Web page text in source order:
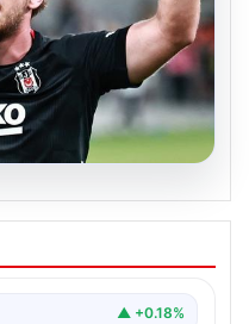
Beşiktaş Maçı
▲ +0.18%